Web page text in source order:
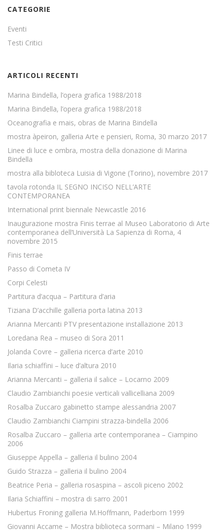
CATEGORIE
Eventi
Testi Critici
ARTICOLI RECENTI
Marina Bindella, l’opera grafica 1988/2018
Marina Bindella, l’opera grafica 1988/2018
Oceanografia e mais, obras de Marina Bindella
mostra àpeiron, galleria Arte e pensieri, Roma, 30 marzo 2017
Linee di luce e ombra, mostra della donazione di Marina
Bindella
mostra alla bibloteca Luisia di Vigone (Torino), novembre 2017
tavola rotonda IL SEGNO INCISO NELL’ARTE
CONTEMPORANEA
International print biennale Newcastle 2016
Inaugurazione mostra Finis terrae al Museo Laboratorio di Arte
contemporanea dell’Università La Sapienza di Roma, 4
novembre 2015
Finis terrae
Passo di Cometa IV
Corpi Celesti
Partitura d’acqua – Partitura d’aria
Tiziana D’acchille galleria porta latina 2013
Arianna Mercanti PTV presentazione installazione 2013
Loredana Rea – museo di Sora 2011
Jolanda Covre – galleria ricerca d’arte 2010
Ilaria schiaffini – luce d’altura 2010
Arianna Mercanti – galleria il salice – Locarno 2009
Claudio Zambianchi poesie verticali vallicelliana 2009
Rosalba Zuccaro gabinetto stampe alessandria 2007
Claudio Zambianchi Ciampini strazza-bindella 2006
Rosalba Zuccaro – galleria arte contemporanea – Ciampino
2006
Giuseppe Appella – galleria il bulino 2004
Guido Strazza – galleria il bulino 2004
Beatrice Peria – galleria rosaspina – ascoli piceno 2002
Ilaria Schiaffini – mostra di sarro 2001
Hubertus Froning galleria M.Hoffmann, Paderborn 1999
Giovanni Accame – Mostra biblioteca sormani – Milano 1999